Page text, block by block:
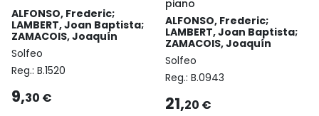
ALFONSO, Frederic;
LAMBERT, Joan Baptista;
ZAMACOIS, Joaquín
Solfeo
Reg.: B.1520
9,30 €
piano
ALFONSO, Frederic;
LAMBERT, Joan Baptista;
ZAMACOIS, Joaquín
Solfeo
Reg.: B.0943
21,20 €